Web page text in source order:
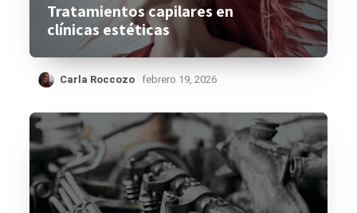
Tratamientos capilares en
clínicas estéticas
Carla Roccozo febrero 19, 2026